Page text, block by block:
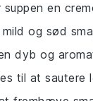
suppen en
og sød
dyb og
til at sautere